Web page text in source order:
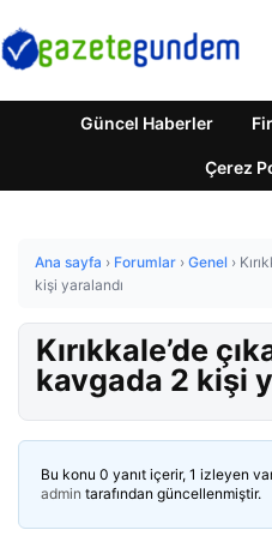
Güncel Haberler
Çerez
Ana sayfa › Forumlar › Genel ›
kişi yaralandı
Kırıkkale’de
kavgada 2 kişi
Bu konu 0 yanıt içerir, 1 izleyen
admin tarafından güncellenmiştir.